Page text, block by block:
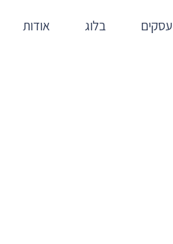
עסקים בלוג אודות